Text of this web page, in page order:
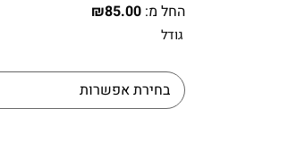
החל מ: ₪85.00
גודל